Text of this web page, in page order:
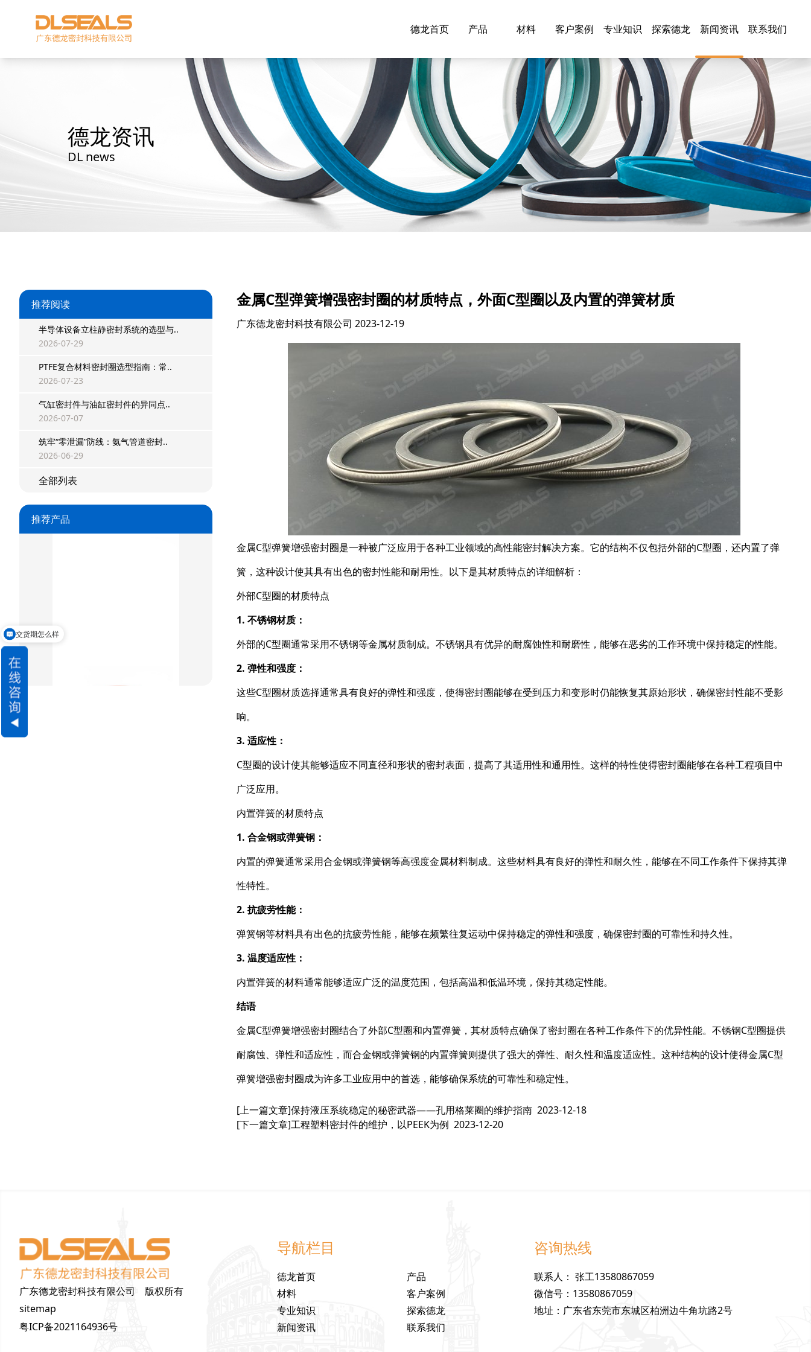
德龙首页 产品 材料 客户案例 专业知识 探索德龙 新闻资讯 联系我们
德龙资讯
DL news
推荐阅读
半导体设备立柱静密封系统的选型与..
2026-07-29
PTFE复合材料密封圈选型指南：常..
2026-07-23
气缸密封件与油缸密封件的异同点..
2026-07-07
筑牢“零泄漏”防线：氨气管道密封..
2026-06-29
全部列表
推荐产品
星型双O组合
方形组合封
星型双O组合
金属C型弹簧增强密封圈的材质特点，外面C型圈以及内置的弹簧材质
广东德龙密封科技有限公司 2023-12-19
金属C型弹簧增强密封圈是一种被广泛应用于各种工业领域的高性能密封解决方案。它的结构不仅包括外部的C型圈，还内置了弹
簧，这种设计使其具有出色的密封性能和耐用性。以下是其材质特点的详细解析：
外部C型圈的材质特点
1. 不锈钢材质：
外部的C型圈通常采用不锈钢等金属材质制成。不锈钢具有优异的耐腐蚀性和耐磨性，能够在恶劣的工作环境中保持稳定的性能。
2. 弹性和强度：
这些C型圈材质选择通常具有良好的弹性和强度，使得密封圈能够在受到压力和变形时仍能恢复其原始形状，确保密封性能不受影
响。
3. 适应性：
C型圈的设计使其能够适应不同直径和形状的密封表面，提高了其适用性和通用性。这样的特性使得密封圈能够在各种工程项目中
广泛应用。
内置弹簧的材质特点
1. 合金钢或弹簧钢：
内置的弹簧通常采用合金钢或弹簧钢等高强度金属材料制成。这些材料具有良好的弹性和耐久性，能够在不同工作条件下保持其弹
性特性。
2. 抗疲劳性能：
弹簧钢等材料具有出色的抗疲劳性能，能够在频繁往复运动中保持稳定的弹性和强度，确保密封圈的可靠性和持久性。
3. 温度适应性：
内置弹簧的材料通常能够适应广泛的温度范围，包括高温和低温环境，保持其稳定性能。
结语
金属C型弹簧增强密封圈结合了外部C型圈和内置弹簧，其材质特点确保了密封圈在各种工作条件下的优异性能。不锈钢C型圈提供
耐腐蚀、弹性和适应性，而合金钢或弹簧钢的内置弹簧则提供了强大的弹性、耐久性和温度适应性。这种结构的设计使得金属C型
弹簧增强密封圈成为许多工业应用中的首选，能够确保系统的可靠性和稳定性。
[上一篇文章]保持液压系统稳定的秘密武器——孔用格莱圈的维护指南 2023-12-18
[下一篇文章]工程塑料密封件的维护，以PEEK为例 2023-12-20
广东德龙密封科技有限公司 版权所有
sitemap
粤ICP备2021164936号
导航栏目
德龙首页
产品
材料
客户案例
专业知识
探索德龙
新闻资讯
联系我们
咨询热线
联系人 ：张工13580867059
微信号 ： 13580867059
地址 ： 广东省东莞市东城区柏洲边牛角坑路2号
交货期怎么样